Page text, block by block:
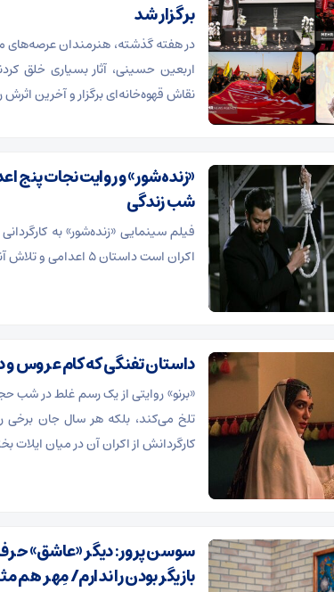
برگزار شد
در هفته گذشته، هنرمندان عرصه‌های
اربعین حسینی، آثار بسیاری خلق
نقاش قهوه‌خانه‌ای برگزار و آخرین
«زنده‌شور» و روایت نجات پنج
شب زندگی
فیلم سینمایی «زنده‌شور» به
اکران است داستان ۵ اعدامی و تلاش آنها برای بخشیده شدن را روایت می‌کند.
داستان تفنگی که کام عروس و
«برنو» روایتی از یک رسم غلط در شب
تلخ می‌کند، بلکه هر سال جان برخی
کارگردانش از اکران آن در میان
بازیگر بودن را ندارم/ مِهر هم